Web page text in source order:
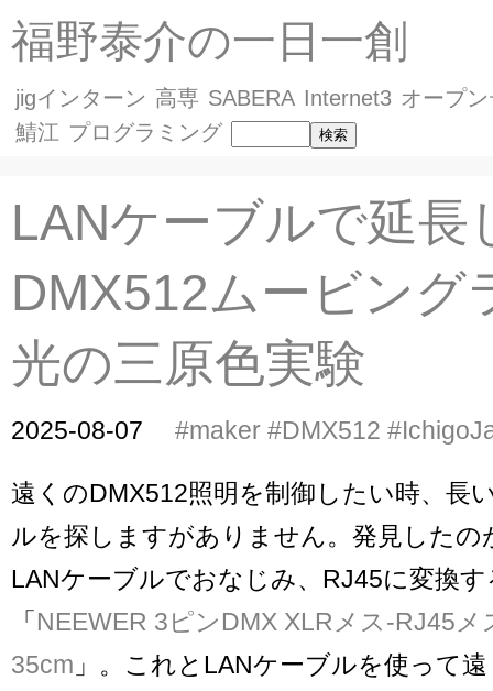
福野泰介の一日一創
jigインターン 高専 SABERA Internet3 オープ
鯖江 プログラミング
LANケーブルで延長
DMX512ムービング
光の三原色実験
2025-08-07 #maker #DMX512
遠くのDMX512照明を制御したい時、長
ルを探しますがありません。発見したの
LANケーブルでおなじみ、RJ45に変換
「NEEWER 3ピンDMX XLRメス-RJ45メ
35cm 」。これとLANケーブルを使って